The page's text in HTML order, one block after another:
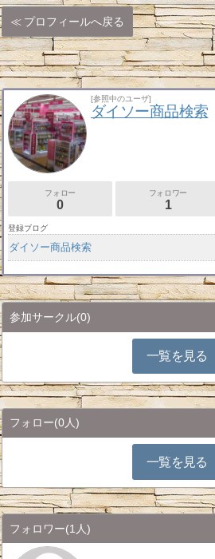
プロフィールへ戻る
[参照中のユーザ]
ダイソー商品検索
フォロー
0
フォロワー
1
登録ブログ
ダイソー商品検索
参加サークル(0)
一覧を見る
フォロー(0人)
一覧を見る
フォロワー(1人)